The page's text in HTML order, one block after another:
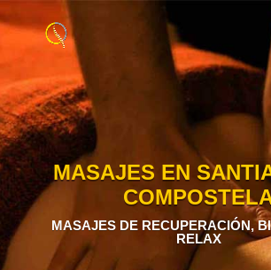
MASAJES EN
MASAJES DE RECUPERACIÓN,
RELAX